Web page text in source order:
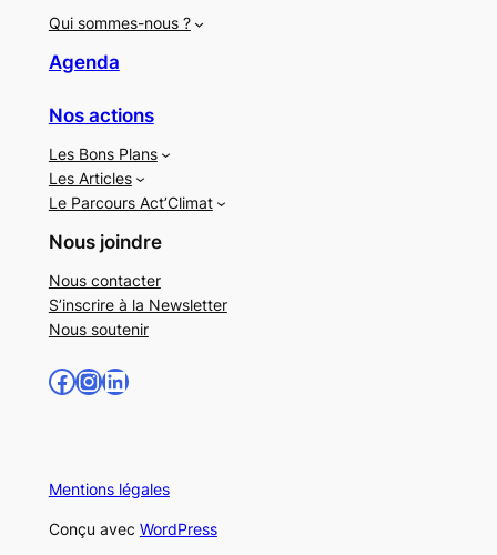
Qui sommes-nous ?
Agenda
Nos actions
Les Bons Plans
Les Articles
Le Parcours Act’Climat
Nous joindre
Nous contacter
S’inscrire à la Newsletter
Nous soutenir
Facebook InstagramLinkedIn
Mentions légales
Conçu avec WordPress